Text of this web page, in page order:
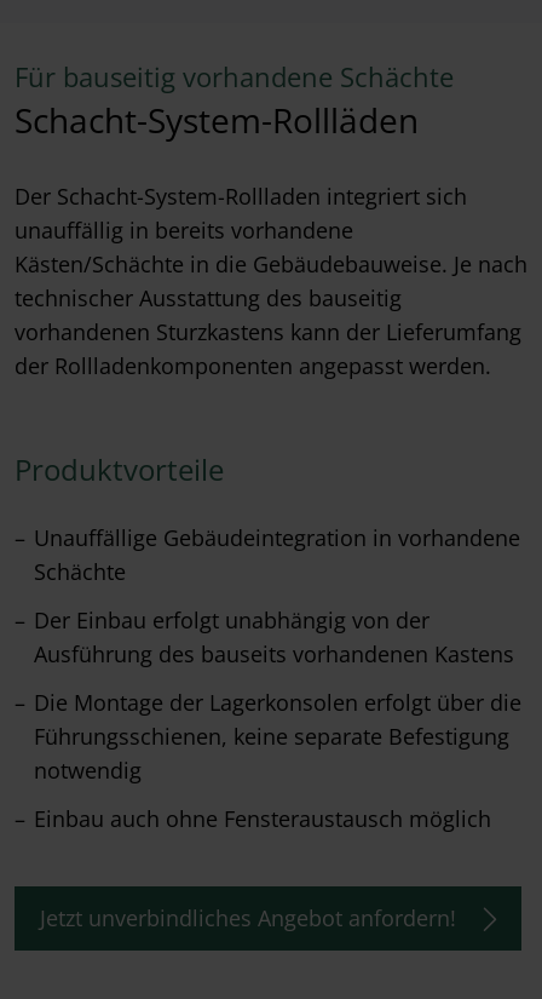
Für bauseitig vorhandene Schächte
Schacht-System-Rollläden
Der Schacht-System-Rollladen integriert sich
unauffällig in bereits vorhandene
Kästen/Schächte in die Gebäudebauweise. Je nach
technischer Ausstattung des bauseitig
vorhandenen Sturzkastens kann der Lieferumfang
der Rollladenkomponenten angepasst werden.
Produktvorteile
Unauffällige Gebäudeintegration in vorhandene
Schächte
Der Einbau erfolgt unabhängig von der
Ausführung des bauseits vorhandenen Kastens
Die Montage der Lagerkonsolen erfolgt über die
Führungsschienen, keine separate Befestigung
notwendig
Einbau auch ohne Fensteraustausch möglich
Jetzt unverbindliches Angebot anfordern!